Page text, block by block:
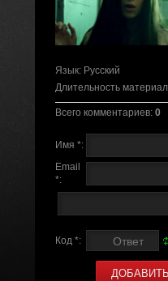
Язык: Русский
Длительность
Всего комментариев: 0
Имя *:
Email
*:
Код *: